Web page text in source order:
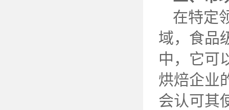
在特定
域，食品
中，它可
烘焙企业
会认可其